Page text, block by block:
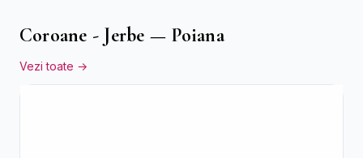
Coroane - Jerbe — Poiana
Vezi toate →